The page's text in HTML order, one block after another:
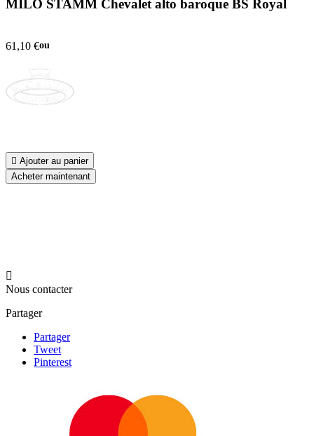
MILO STAMM Chevalet alto baroque BS Royal
61,10 €ou
 Ajouter au panier
Acheter maintenant

Nous contacter
Partager
Partager
Tweet
Pinterest